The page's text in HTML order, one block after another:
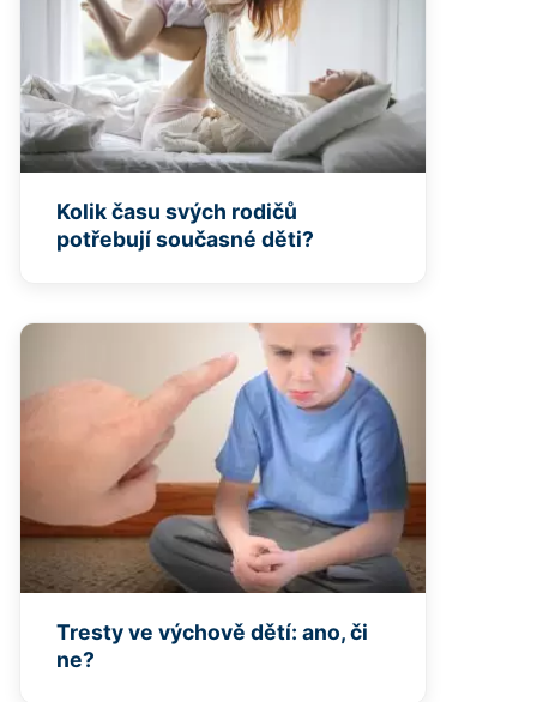
Kolik času svých rodičů
potřebují současné děti?
Tresty ve výchově dětí: ano, či
ne?